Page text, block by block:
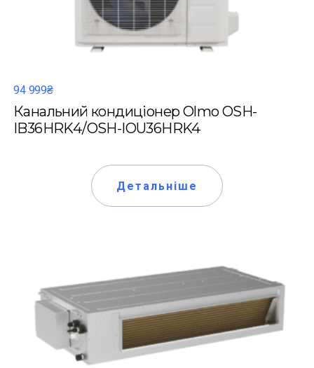
94 999₴
Канальний кондиціонер Olmo OSH-
IB36HRK4/OSH-IOU36HRK4
Детальніше